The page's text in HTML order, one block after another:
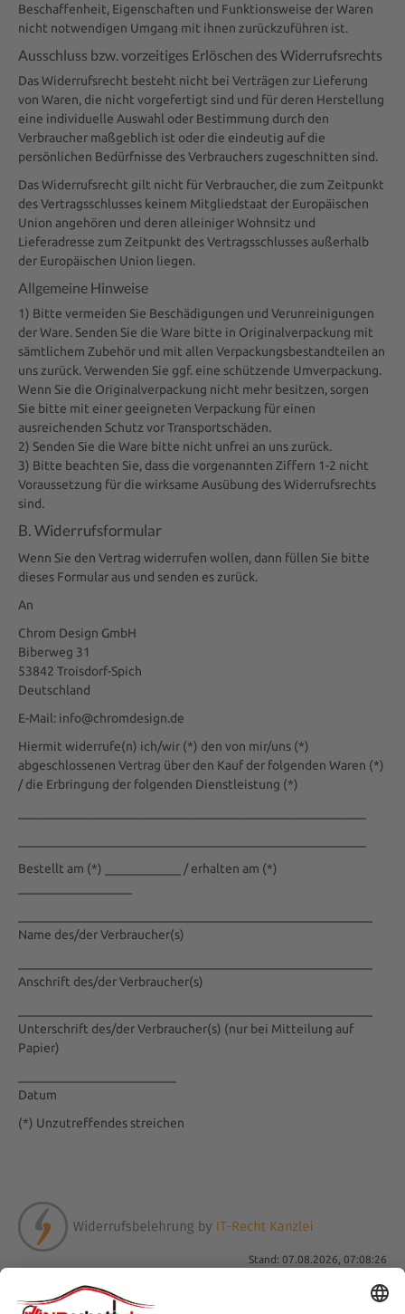
Beschaffenheit, Eigenschaften und Funktionsweise der Waren
nicht notwendigen Umgang mit ihnen zurückzuführen ist.
Ausschluss bzw. vorzeitiges Erlöschen des Widerrufsrechts
Das Widerrufsrecht besteht nicht bei Verträgen zur Lieferung
von Waren, die nicht vorgefertigt sind und für deren Herstellung
eine individuelle Auswahl oder Bestimmung durch den
Verbraucher maßgeblich ist oder die eindeutig auf die
persönlichen Bedürfnisse des Verbrauchers zugeschnitten sind.
Das Widerrufsrecht gilt nicht für Verbraucher, die zum Zeitpunkt
des Vertragsschlusses keinem Mitgliedstaat der Europäischen
Union angehören und deren alleiniger Wohnsitz und
Lieferadresse zum Zeitpunkt des Vertragsschlusses außerhalb
der Europäischen Union liegen.
Allgemeine Hinweise
1) Bitte vermeiden Sie Beschädigungen und Verunreinigungen
der Ware. Senden Sie die Ware bitte in Originalverpackung mit
sämtlichem Zubehör und mit allen Verpackungsbestandteilen an
uns zurück. Verwenden Sie ggf. eine schützende Umverpackung.
Wenn Sie die Originalverpackung nicht mehr besitzen, sorgen
Sie bitte mit einer geeigneten Verpackung für einen
ausreichenden Schutz vor Transportschäden.
2) Senden Sie die Ware bitte nicht unfrei an uns zurück.
3) Bitte beachten Sie, dass die vorgenannten Ziffern 1-2 nicht
Voraussetzung für die wirksame Ausübung des Widerrufsrechts
sind.
B. Widerrufsformular
Wenn Sie den Vertrag widerrufen wollen, dann füllen Sie bitte
dieses Formular aus und senden es zurück.
An
Chrom Design GmbH
Biberweg 31
53842 Troisdorf-Spich
Deutschland
E-Mail: info@chromdesign.de
Hiermit widerrufe(n) ich/wir (*) den von mir/uns (*)
abgeschlossenen Vertrag über den Kauf der folgenden Waren (*)
/ die Erbringung der folgenden Dienstleistung (*)
Bestellt am (*) ____________ / erhalten am (*)
Name des/der Verbraucher(s)
Anschrift des/der Verbraucher(s)
Unterschrift des/der Verbraucher(s) (nur bei Mitteilung auf
Papier)
Datum
(*) Unzutreffendes streichen
Stand: 07.08.2026, 07:08:26
SERVICE-HOTLINE